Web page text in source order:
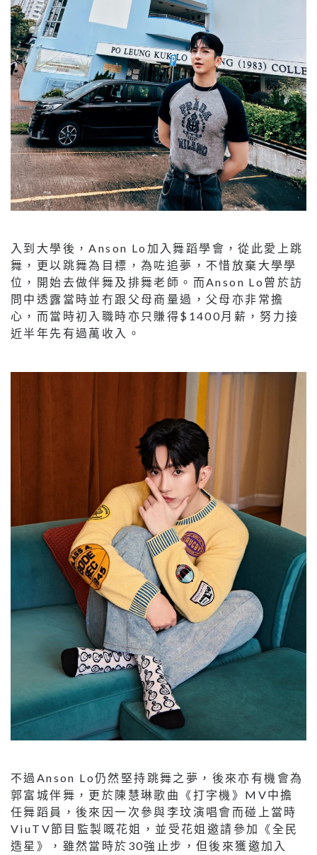
入到大學後，Anson Lo加入舞蹈學會，從此愛上跳
舞，更以跳舞為目標，為咗追夢，不惜放棄大學學
位，開始去做伴舞及排舞老師。而Anson Lo曾於訪
問中透露當時並冇跟父母商量過，父母亦非常擔
心，而當時初入職時亦只賺得$1400月薪，努力接
近半年先有過萬收入。
不過Anson Lo仍然堅持跳舞之夢，後來亦有機會為
郭富城伴舞，更於陳慧琳歌曲《打字機》MV中擔
任舞蹈員，後來因一次參與李玟演唱會而碰上當時
ViuTV節目監製嘅花姐，並受花姐邀請參加《全民
造星》，雖然當時於30強止步，但後來獲邀加入